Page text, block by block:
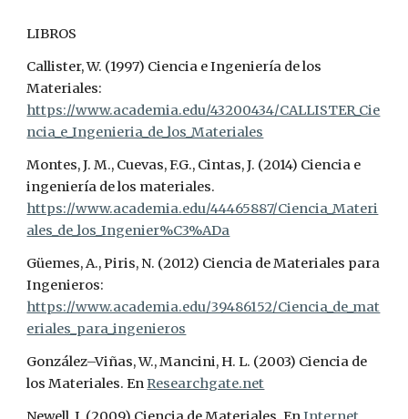
LIBROS
Callister, W. (1997) Ciencia eIngeniería delos
Materiales:
https://www.academia.edu/43200434/CALLISTER_Cie
ncia_e_Ingenieria_de_los_Materiales
Montes, J. M., Cuevas, F.G., Cintas, J. (2014) Ciencia e
ingeniería de los materiales.
https://www.academia.edu/44465887/Ciencia_Materi
ales_de_los_Ingenier%C3%ADa
Güemes, A., Piris, N. (2012) Ciencia de Materiales para
Ingenieros:
https://www.academia.edu/39486152/Ciencia_de_mat
eriales_para_ingenieros
González–Viñas, W., Mancini, H. L. (2003) Ciencia de
los Materiales. EnResearchgate.net